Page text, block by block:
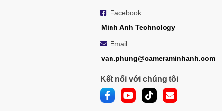
Facebook:
Minh Anh Technology
Email:
van.phung@cameraminhanh.com
Kết nối với chúng tôi